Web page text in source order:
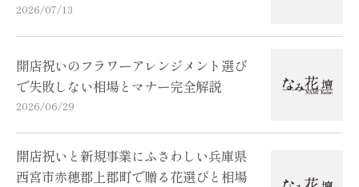
2026/07/13
開店祝いのフラワーアレンジメント選び
で失敗しない相場とマナー完全解説
2026/06/29
開店祝いと新規事業にふさわしい兵庫県
西宮市赤穂郡上郡町で贈る花選びと相場